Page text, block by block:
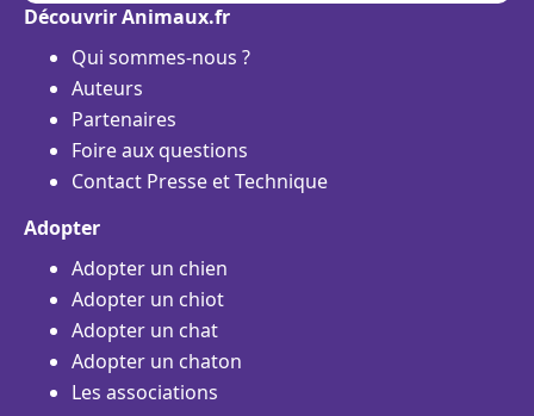
Découvrir Animaux.fr
Qui sommes-nous ?
Auteurs
Partenaires
Foire aux questions
Contact Presse et Technique
Adopter
Adopter un chien
Adopter un chiot
Adopter un chat
Adopter un chaton
Les associations